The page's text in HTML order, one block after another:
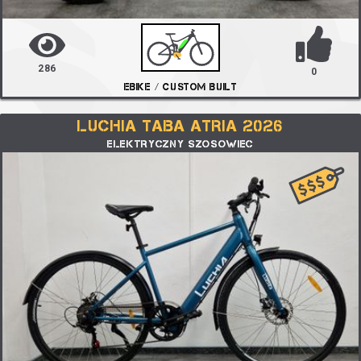
286
EBIKE / CUSTOM BUILT
0
LUCHIA TABA ATRIA 2026
ELEKTRYCZNY SZOSOWIEC